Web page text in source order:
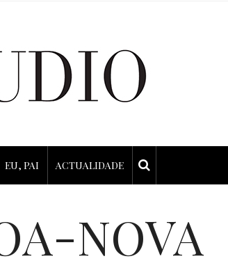
EU, PAI ACTUALIDADE
NOVA